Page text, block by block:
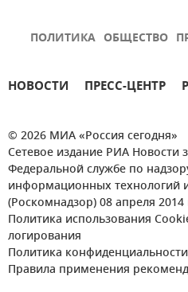
ПОЛИТИКА ОБЩЕСТВО
НОВОСТИ ПРЕСС-ЦЕНТР
© 2026 МИА «Россия сегодня»
Сетевое издание РИА Новости
Федеральной службе по
информационных технологий
(Роскомнадзор) 08 апреля 2014
Политика использования
логирования
Политика конфиденциальности
Правила применения